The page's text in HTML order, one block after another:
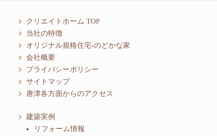
クリエイトホーム TOP
当社の特徴
オリジナル規格住宅-のどかな家
会社概要
プライバシーポリシー
サイトマップ
唐津各方面からのアクセス
建築実例
リフォーム情報